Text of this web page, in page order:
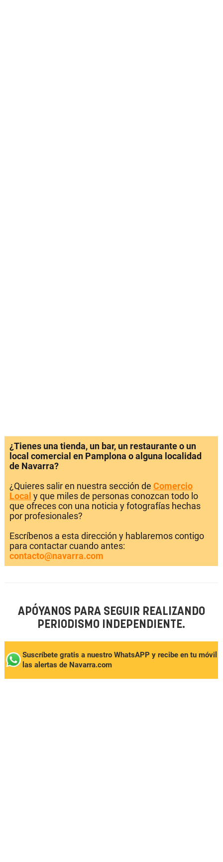
¿Tienes una tienda, un bar, un restaurante o un
local comercial en Pamplona o alguna localidad
de Navarra?
¿Quieres salir en nuestra sección de Comercio
Local y que miles de personas conozcan todo lo
que ofreces con una noticia y fotografías hechas
por profesionales?
Escríbenos a esta dirección y hablaremos contigo
para contactar cuando antes:
contacto@navarra.com
APÓYANOS PARA SEGUIR REALIZANDO
PERIODISMO INDEPENDIENTE.
Suscríbete gratis a nuestro WhatsAPP y recibe en tu móvil
las alertas de Navarra.com